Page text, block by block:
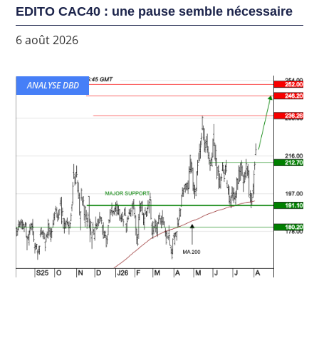
EDITO CAC40 : une pause semble nécessaire
6 août 2026
ANALYSE DBD